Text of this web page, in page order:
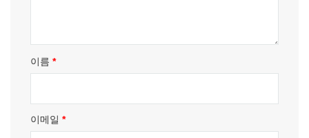
이름*
이메일*